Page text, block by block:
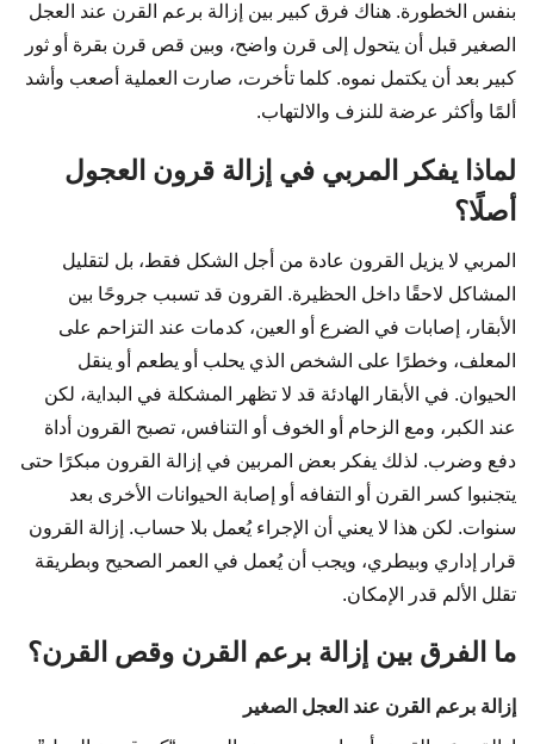
بنفس الخطورة. هناك فرق كبير بين إزالة برعم القرن عند العجل
الصغير قبل أن يتحول إلى قرن واضح، وبين قص قرن بقرة أو ثور
كبير بعد أن يكتمل نموه. كلما تأخرت، صارت العملية أصعب وأشد
ألمًا وأكثر عرضة للنزف والالتهاب.
لماذا يفكر المربي في إزالة قرون العجول
أصلًا؟
المربي لا يزيل القرون عادة من أجل الشكل فقط، بل لتقليل
المشاكل لاحقًا داخل الحظيرة. القرون قد تسبب جروحًا بين
الأبقار، إصابات في الضرع أو العين، كدمات عند التزاحم على
المعلف، وخطرًا على الشخص الذي يحلب أو يطعم أو ينقل
الحيوان. في الأبقار الهادئة قد لا تظهر المشكلة في البداية، لكن
عند الكبر، ومع الزحام أو الخوف أو التنافس، تصبح القرون أداة
دفع وضرب. لذلك يفكر بعض المربين في إزالة القرون مبكرًا حتى
يتجنبوا كسر القرن أو التفافه أو إصابة الحيوانات الأخرى بعد
سنوات. لكن هذا لا يعني أن الإجراء يُعمل بلا حساب. إزالة القرون
قرار إداري وبيطري، ويجب أن يُعمل في العمر الصحيح وبطريقة
تقلل الألم قدر الإمكان.
ما الفرق بين إزالة برعم القرن وقص القرن؟
إزالة برعم القرن عند العجل الصغير